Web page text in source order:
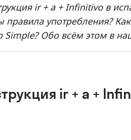
ir + a + Infinitivo в
правила употребления?
Simple? Обо всём этом в
ir + a +